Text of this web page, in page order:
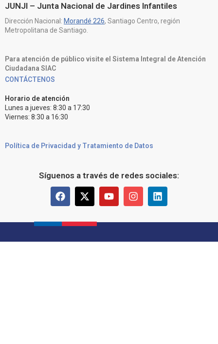
JUNJI – Junta Nacional de Jardines Infantiles
Dirección Nacional: Morandé 226, Santiago Centro, región
Metropolitana de Santiago.
Para atención de público visite el Sistema Integral de Atención
Ciudadana SIAC
CONTÁCTENOS
Horario de atención
Lunes a jueves: 8:30 a 17:30
Viernes: 8:30 a 16:30
Política de Privacidad y Tratamiento de Datos
Síguenos a través de redes sociales: